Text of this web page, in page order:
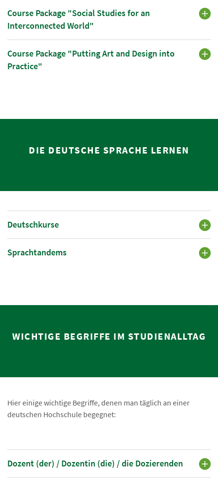
Course Package "Social Studies for an
Interconnected World"
Course Package "Putting Art and Design into
Practice"
DIE DEUTSCHE SPRACHE LERNEN
Deutschkurse
Sprachtandems
WICHTIGE BEGRIFFE IM STUDIENALLTAG
Hier einige wichtige Begriffe, denen man täglich an einer
deutschen Hochschule begegnet:
Dozent (der) / Dozentin (die) / die Dozierenden